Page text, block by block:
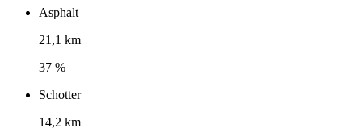
Asphalt
21,1 km
37 %
Schotter
14,2 km